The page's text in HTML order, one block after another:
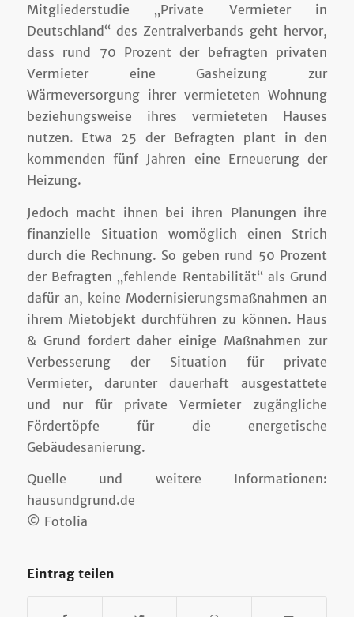
Mitgliederstudie „Private Vermieter in
Deutschland“ des Zentralverbands geht hervor,
dass rund 70 Prozent der befragten privaten
Vermieter eine Gasheizung zur
Wärmeversorgung ihrer vermieteten Wohnung
beziehungsweise ihres vermieteten Hauses
nutzen. Etwa 25 der Befragten plant in den
kommenden fünf Jahren eine Erneuerung der
Heizung.
Jedoch macht ihnen bei ihren Planungen ihre
finanzielle Situation womöglich einen Strich
durch die Rechnung. So geben rund 50 Prozent
der Befragten „fehlende Rentabilität“ als Grund
dafür an, keine Modernisierungsmaßnahmen an
ihrem Mietobjekt durchführen zu können. Haus
& Grund fordert daher einige Maßnahmen zur
Verbesserung der Situation für private
Vermieter, darunter dauerhaft ausgestattete
und nur für private Vermieter zugängliche
Fördertöpfe für die energetische
Gebäudesanierung.
Quelle und weitere Informationen:
hausundgrund.de
© Fotolia
Eintrag teilen